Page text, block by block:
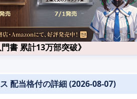
門書 累計13万部突破》
配当格付の詳細 (2026-08-07)